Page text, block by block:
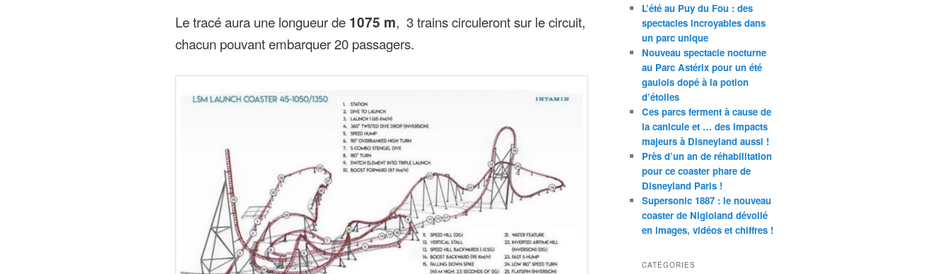
Le tracé aura une longueur de 1075 m, 3 trains circuleront sur le circuit,
chacun pouvant embarquer 20 passagers.
L’été au Puy du Fou : des
spectacles incroyables dans
un parc unique
Nouveau spectacle nocturne
au Parc Astérix pour un été
gaulois dopé à la potion
d’étoiles
Ces parcs ferment à cause de
la canicule et … des impacts
majeurs à Disneyland aussi !
Près d’un an de réhabilitation
pour ce coaster phare de
Disneyland Paris !
Supersonic 1887 : le nouveau
coaster de Nigloland dévoilé
en images, vidéos et chiffres !
CATÉGORIES